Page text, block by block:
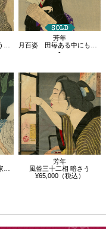
芳年
月百姿 田毎ある中にもつらき辻君の か…
-
芳年
風俗三十二相 暗さう
¥65,000（税込）